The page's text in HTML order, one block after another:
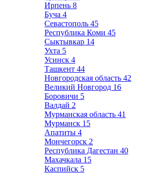
Ирпень 8
Буча 4
Севастополь 45
Республика Коми 45
Сыктывкар 14
Ухта 5
Усинск 4
Ташкент 44
Новгородская область 42
Великий Новгород 16
Боровичи 5
Валдай 2
Мурманская область 41
Мурманск 15
Апатиты 4
Мончегорск 2
Республика Дагестан 40
Махачкала 15
Каспийск 5